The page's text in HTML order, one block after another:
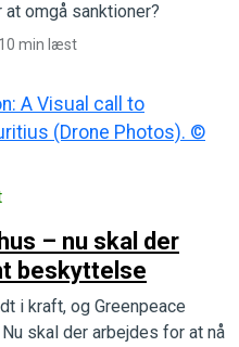
at omgå sanktioner?
10 min læst
– nu skal der
beskyttelse
i kraft, og Greenpeace
skal der arbejdes for at nå